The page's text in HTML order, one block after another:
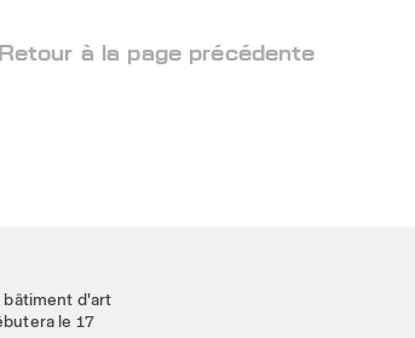
à la page précédente
bâtiment d'art
le 17